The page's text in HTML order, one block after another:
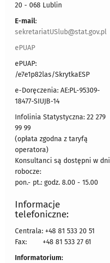
20 - 068 Lublin
E-mail:
sekretariatUSlub@stat.gov.pl
ePUAP
ePUAP:
/e7e1p82las/SkrytkaESP
e-Doręczenia: AE:PL-95309-
18477-SIUJB-14
Infolinia Statystyczna: 22 279
99 99
(opłata zgodna z taryfą
operatora)
Konsultanci są dostępni w dni
robocze:
pon.- pt.: godz. 8.00 - 15.00
Informacje
telefoniczne:
Centrala: +48 81 533 20 51
Fax:
+48 81 533 27 61
Informatorium: